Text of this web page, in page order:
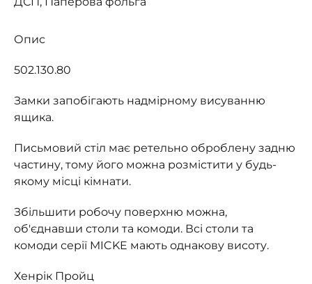
Опис
502.130.80
Замки запобігають надмірному висуванню
ящика.
Письмовий стіл має ретельно оброблену задню
частину, тому його можна розмістити у будь-
якому місці кімнати.
Збільшити робочу поверхню можна,
об'єднавши столи та комоди. Всі столи та
комоди серії MICKE мають однакову висоту.
Хенрік Пройц